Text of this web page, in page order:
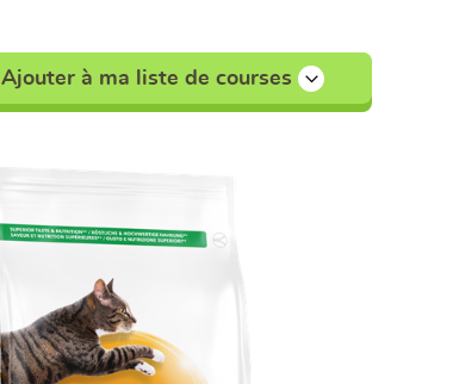
Ajouter à ma liste de courses